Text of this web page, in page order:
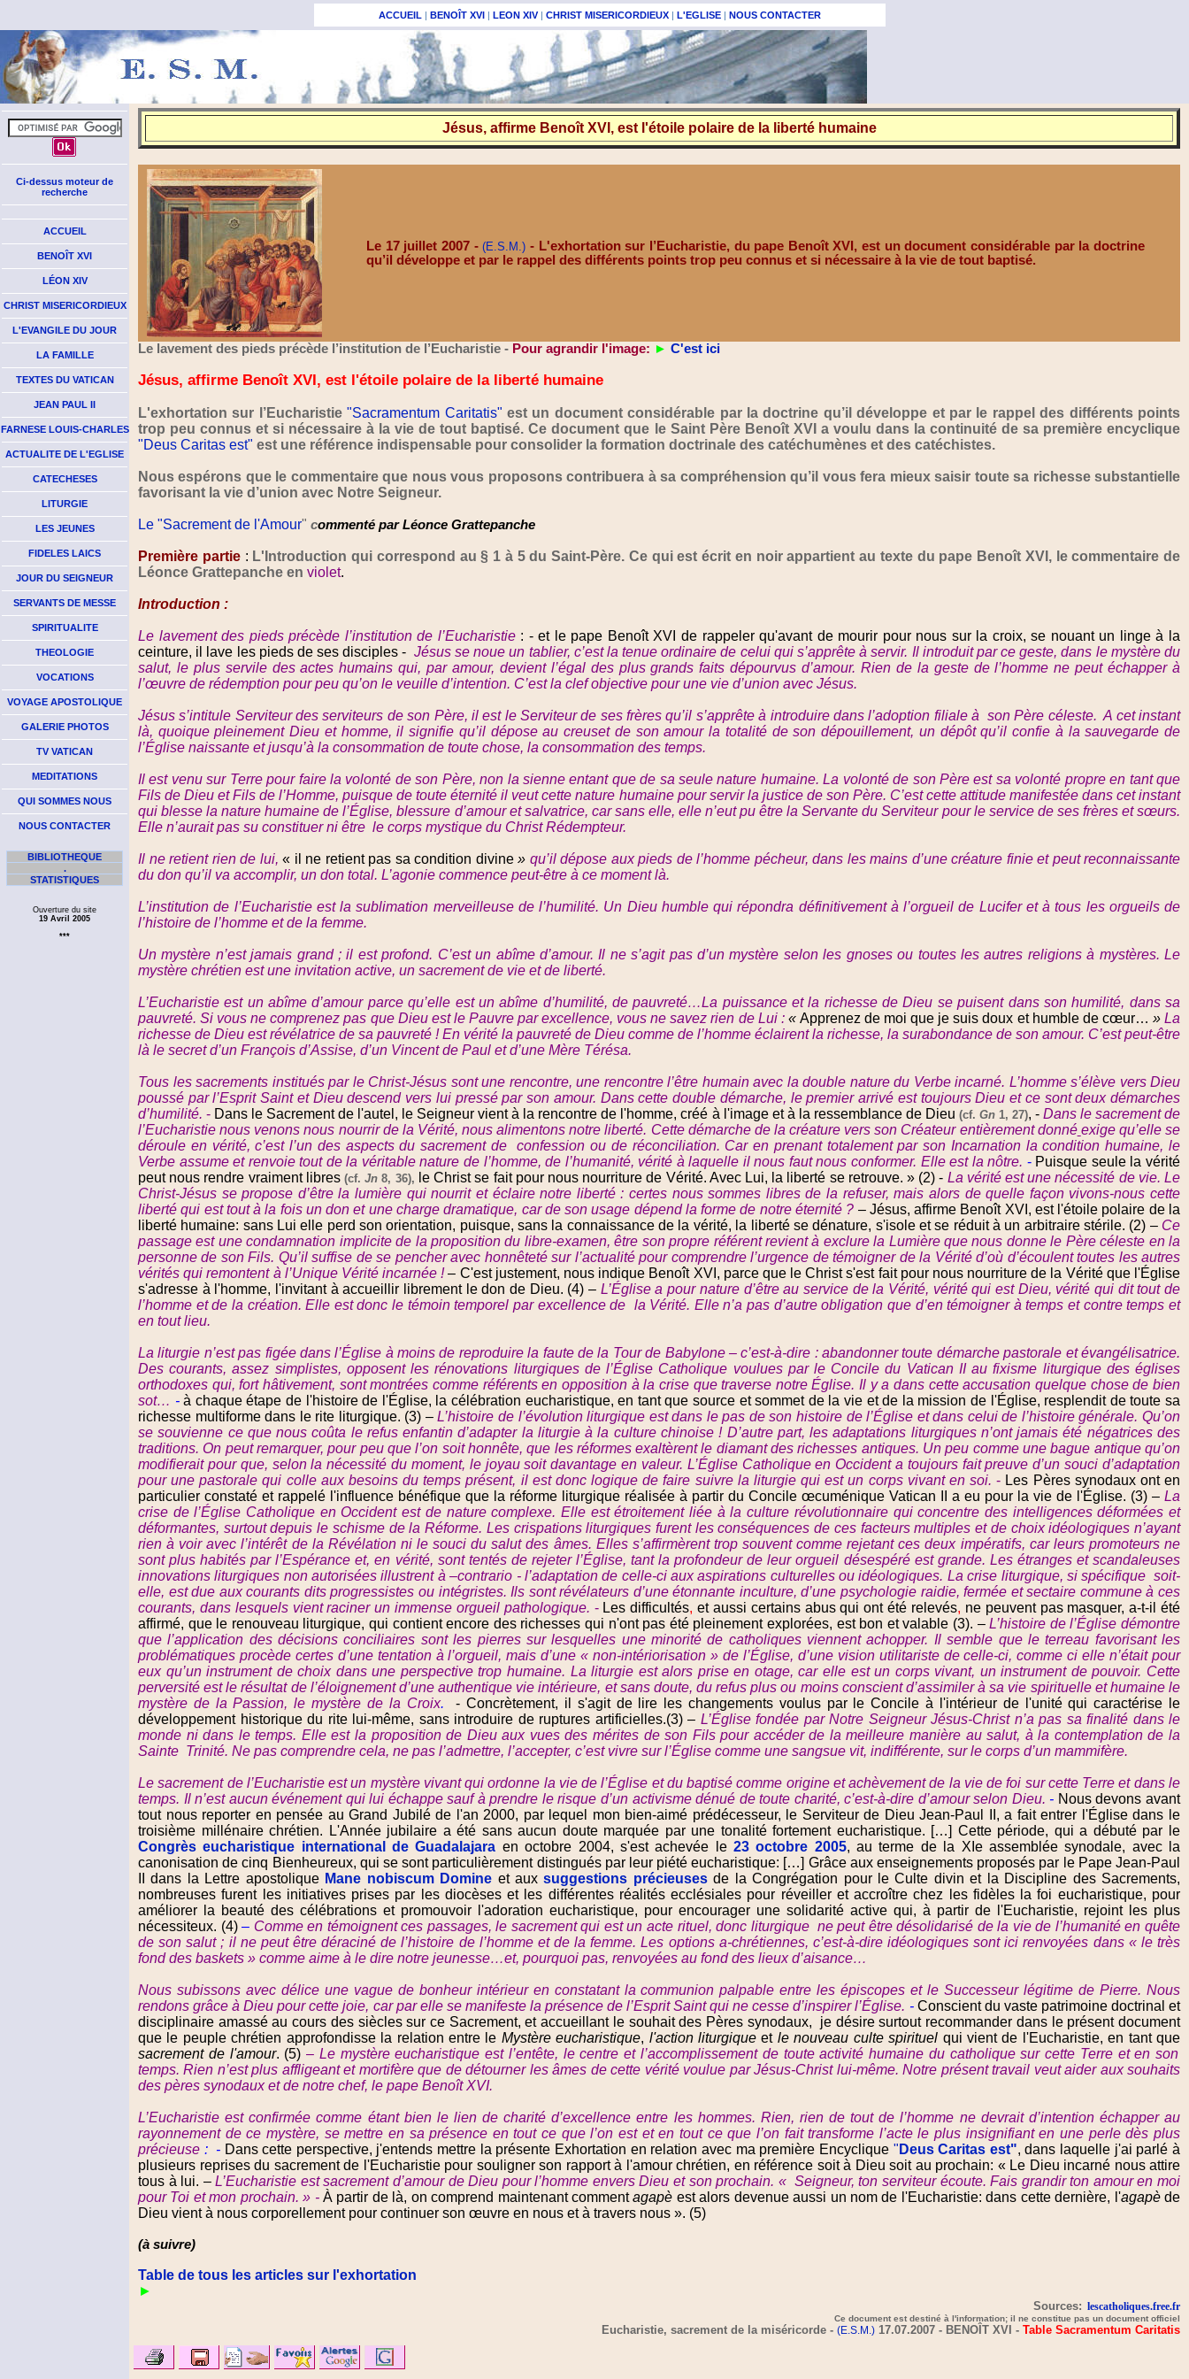
ACCUEIL | BENOÎT XVI | LEON XIV| CHRIST MISERICORDIEUX | L'EGLISE | NOUS CONTACTER
Ci-dessus moteur de
recherche
ACCUEIL
BENOÎT XVI
LÉON XIV
CHRIST MISERICORDIEUX
L'EVANGILE DU JOUR
LA FAMILLE
TEXTES DU VATICAN
JEAN PAUL II
FARNESE LOUIS-CHARLES
ACTUALITE DE L'EGLISE
CATECHESES
LITURGIE
LES JEUNES
FIDELES LAICS
JOUR DU SEIGNEUR
SERVANTS DE MESSE
SPIRITUALITE
THEOLOGIE
VOCATIONS
VOYAGE APOSTOLIQUE
GALERIE PHOTOS
TV VATICAN
MEDITATIONS
QUI SOMMES NOUS
NOUS CONTACTER
BIBLIOTHEQUE
.
STATISTIQUES
Ouverture du site
19 Avril 2005
***
Jésus, affirme Benoît XVI, est l'étoile polaire de la liberté humaine
Le 17 juillet 2007 - (E.S.M.) - L'exhortation sur l’Eucharistie, du pape Benoît XVI, est un document considérable par la doctrine
qu’il développe et par le rappel des différents points trop peu connus et si nécessaire à la vie de tout baptisé.
Le lavement des pieds précède l’institution de l’Eucharistie - Pour agrandir l'image: ► C'est ici
Jésus, affirme Benoît XVI, est l'étoile polaire de la liberté humaine
L'exhortation sur l’Eucharistie"Sacramentum Caritatis" est un document considérable par la doctrine qu’il développe et par le rappel des différents points
trop peu connus et si nécessaire à la vie de tout baptisé. Ce document que le Saint Père Benoît XVI a voulu dans la continuité de sa première encyclique
"Deus Caritas est" est une référence indispensable pour consolider la formation doctrinale des catéchumènes et des catéchistes.
Nous espérons que le commentaire que nous vous proposons contribuera à sa compréhension qu’il vous fera mieux saisir toute sa richesse substantielle
favorisant la vie d’union avec Notre Seigneur.
Le "Sacrement de l'Amour" commenté par Léonce Grattepanche
Première partie : L'Introduction qui correspond au § 1 à 5 du Saint-Père. Ce qui est écrit en noir appartient au texte du pape Benoît XVI, le commentaire de
Léonce Grattepanche en violet.
Introduction :
Le lavement des pieds précède l’institution de l’Eucharistie : - et le pape Benoît XVI de rappeler qu'avant de mourir pour nous sur la croix, se nouant un linge à la
ceinture, il lave les pieds de ses disciples - Jésus se noue un tablier, c’est la tenue ordinaire de celui qui s’apprête à servir. Il introduit par ce geste, dans le mystère du
salut, le plus servile des actes humains qui, par amour, devient l’égal des plus grands faits dépourvus d’amour. Rien de la geste de l’homme ne peut échapper à
l’œuvre de rédemption pour peu qu’on le veuille d’intention. C’est la clef objective pour une vie d’union avec Jésus.
Jésus s’intitule Serviteur des serviteurs de son Père, il est le Serviteur de ses frères qu’il s’apprête à introduire dans l’adoption filiale à son Père céleste. A cet instant
là, quoique pleinement Dieu et homme, il signifie qu’il dépose au creuset de son amour la totalité de son dépouillement, un dépôt qu’il confie à la sauvegarde de
l’Église naissante et jusqu’à la consommation de toute chose, la consommation des temps.
Il est venu sur Terre pour faire la volonté de son Père, non la sienne entant que de sa seule nature humaine. La volonté de son Père est sa volonté propre en tant que
Fils de Dieu et Fils de l’Homme, puisque de toute éternité il veut cette nature humaine pour servir la justice de son Père. C’est cette attitude manifestée dans cet instant
qui blesse la nature humaine de l’Église, blessure d’amour et salvatrice, car sans elle, elle n’eut pu être la Servante du Serviteur pour le service de ses frères et sœurs.
Elle n’aurait pas su constituer ni être le corps mystique du Christ Rédempteur.
Il ne retient rien de lui, « il ne retient pas sa condition divine» qu’il dépose aux pieds de l’homme pécheur, dans les mains d’une créature finie et peut reconnaissante
du don qu’il va accomplir, un don total. L’agonie commence peut-être à ce moment là.
L’institution de l’Eucharistie est la sublimation merveilleuse de l’humilité. Un Dieu humble qui répondra définitivement à l’orgueil de Lucifer et à tous les orgueils de
l’histoire de l’homme et de la femme.
Un mystère n’est jamais grand ; il est profond. C’est un abîme d’amour. Il ne s’agit pas d’un mystère selon les gnoses ou toutes les autres religions à mystères. Le
mystère chrétien est une invitation active, un sacrement de vie et de liberté.
L’Eucharistie est un abîme d’amour parce qu’elle est un abîme d’humilité, de pauvreté…La puissance et la richesse de Dieu se puisent dans son humilité, dans sa
pauvreté. Si vous ne comprenez pas que Dieu est le Pauvre par excellence, vous ne savez rien de Lui : « Apprenez de moi que je suis doux et humble de cœur… » La
richesse de Dieu est révélatrice de sa pauvreté ! En vérité la pauvreté de Dieu comme de l’homme éclairent la richesse, la surabondance de son amour. C’est peut-être
là le secret d’un François d’Assise, d’un Vincent de Paul et d’une Mère Térésa.
Tous les sacrements institués par le Christ-Jésus sont une rencontre, une rencontre l’être humain avec la double nature du Verbe incarné. L’homme s’élève vers Dieu
poussé par l’Esprit Saint et Dieu descend vers lui pressé par son amour. Dans cette double démarche, le premier arrivé est toujours Dieu et ce sont deux démarches
d’humilité.- Dans le Sacrement de l'autel, le Seigneur vient à la rencontre de l'homme, créé à l'image et à la ressemblance de Dieu (cf. Gn1, 27), - Dans le sacrement de
l’Eucharistie nous venons nous nourrir de la Vérité, nous alimentons notre liberté. Cette démarche de la créature vers son Créateur entièrement donné exige qu’elle se
déroule en vérité, c’est l’un des aspects du sacrement de confession ou de réconciliation. Car en prenant totalement par son Incarnation la condition humaine, le
Verbe assume et renvoie tout de la véritable nature de l’homme, de l’humanité, vérité à laquelle il nous faut nous conformer. Elle est la nôtre. - Puisque seule la vérité
peut nous rendre vraiment libres(cf.Jn8, 36), le Christ se fait pour nous nourriture de Vérité. Avec Lui, la liberté se retrouve. »(2) - La vérité est une nécessité de vie. Le
Christ-Jésus se propose d’être la lumière qui nourrit et éclaire notre liberté : certes nous sommes libres de la refuser, mais alors de quelle façon vivons-nous cette
liberté qui est tout à la fois un don et une charge dramatique, car de son usage dépend la forme de notre éternité ? – Jésus, affirme Benoît XVI, est l'étoile polaire de la
liberté humaine: sans Lui elle perd son orientation, puisque, sans la connaissance de la vérité, la liberté se dénature, s'isole et se réduit à un arbitraire stérile. (2) – Ce
passage est une condamnation implicite de la proposition du libre-examen, être son propre référent revient à exclure la Lumière que nous donne le Père céleste en la
personne de son Fils. Qu’il suffise de se pencher avec honnêteté sur l’actualité pour comprendre l’urgence de témoigner de la Vérité d’où d’écoulent toutes les autres
vérités qui remontent à l’Unique Vérité incarnée ! – C'est justement, nous indique Benoît XVI, parce que le Christ s'est fait pour nous nourriture de la Vérité que l'Église
s'adresse à l'homme, l'invitant à accueillir librement le don de Dieu. (4) – L’Église a pour nature d’être au service de la Vérité, vérité qui est Dieu, vérité qui dit tout de
l’homme et de la création. Elle est donc le témoin temporel par excellence de la Vérité. Elle n’a pas d’autre obligation que d’en témoigner à temps et contre temps et
en tout lieu.
La liturgie n’est pas figée dans l’Église à moins de reproduire la faute de la Tour de Babylone – c’est-à-dire : abandonner toute démarche pastorale et évangélisatrice.
Des courants, assez simplistes, opposent les rénovations liturgiques de l’Église Catholique voulues par le Concile du Vatican II au fixisme liturgique des églises
orthodoxes qui, fort hâtivement, sont montrées comme référents en opposition à la crise que traverse notre Église. Il y a dans cette accusation quelque chose de bien
sot… -à chaque étape de l'histoire de l'Église, la célébration eucharistique, en tant que source et sommet de la vie et de la mission de l'Église, resplendit de toute sa
richesse multiforme dans le rite liturgique. (3) – L’histoire de l’évolution liturgique est dans le pas de son histoire de l’Église et dans celui de l’histoire générale. Qu’on
se souvienne ce que nous coûta le refus enfantin d’adapter la liturgie à la culture chinoise ! D’autre part, les adaptations liturgiques n’ont jamais été négatrices des
traditions. On peut remarquer, pour peu que l’on soit honnête, que les réformes exaltèrent le diamant des richesses antiques. Un peu comme une bague antique qu’on
modifierait pour que, selon la nécessité du moment, le joyau soit davantage en valeur. L’Église Catholique en Occident a toujours fait preuve d’un souci d’adaptation
pour une pastorale qui colle aux besoins du temps présent, il est donc logique de faire suivre la liturgie qui est un corps vivant en soi. - Les Pères synodaux ont en
particulier constaté et rappelé l'influence bénéfique que la réforme liturgique réalisée à partir du Concile œcuménique Vatican II a eu pour la vie de l'Église. (3) – La
crise de l’Église Catholique en Occident est de nature complexe. Elle est étroitement liée à la culture révolutionnaire qui concentre des intelligences déformées et
déformantes, surtout depuis le schisme de la Réforme. Les crispations liturgiques furent les conséquences de ces facteurs multiples et de choix idéologiques n’ayant
rien à voir avec l’intérêt de la Révélation ni le souci du salut des âmes. Elles s’affirmèrent trop souvent comme rejetant ces deux impératifs, car leurs promoteurs ne
sont plus habités par l’Espérance et, en vérité, sont tentés de rejeter l’Église, tant la profondeur de leur orgueil désespéré est grande. Les étranges et scandaleuses
innovations liturgiques non autorisées illustrent à –contrario - l’adaptation de celle-ci aux aspirations culturelles ou idéologiques. La crise liturgique, si spécifique soit-
elle, est due aux courants dits progressistes ou intégristes. Ils sont révélateurs d’une étonnante inculture, d’une psychologie raidie, fermée et sectaire commune à ces
courants, dans lesquels vient raciner un immense orgueil pathologique. -Les difficultés,et aussi certains abus qui ont été relevés, ne peuvent pas masquer, a-t-il été
affirmé, que le renouveau liturgique, qui contient encore des richesses qui n'ont pas été pleinement explorées, est bon et valable (3). – L’histoire de l’Église démontre
que l’application des décisions conciliaires sont les pierres sur lesquelles une minorité de catholiques viennent achopper. Il semble que le terreau favorisant les
problématiques procède certes d’une tentation à l’orgueil, mais d’une « non-intériorisation » de l’Église, d’une vision utilitariste de celle-ci, comme ci elle n’était pour
eux qu’un instrument de choix dans une perspective trop humaine. La liturgie est alors prise en otage, car elle est un corps vivant, un instrument de pouvoir. Cette
perversité est le résultat de l’éloignement d’une authentique vie intérieure, et sans doute, du refus plus ou moins conscient d’assimiler à sa vie spirituelle et humaine le
mystère de la Passion, le mystère de la Croix. -Concrètement, il s'agit de lire les changements voulus par le Concile à l'intérieur de l'unité qui caractérise le
développement historique du rite lui-même, sans introduire de ruptures artificielles.(3) – L’Église fondée par Notre Seigneur Jésus-Christ n’a pas sa finalité dans le
monde ni dans le temps. Elle est la proposition de Dieu aux vues des mérites de son Fils pour accéder de la meilleure manière au salut, à la contemplation de la
Sainte Trinité. Ne pas comprendre cela, ne pas l’admettre, l’accepter, c’est vivre sur l’Église comme une sangsue vit, indifférente, sur le corps d’un mammifère.
Le sacrement de l’Eucharistie est un mystère vivant qui ordonne la vie de l’Église et du baptisé comme origine et achèvement de la vie de foi sur cette Terre et dans le
temps. Il n’est aucun événement qui lui échappe sauf à prendre le risque d’un activisme dénué de toute charité, c’est-à-dire d’amour selon Dieu. - Nous devons avant
tout nous reporter en pensée au Grand Jubilé de l'an 2000, par lequel mon bien-aimé prédécesseur, le Serviteur de Dieu Jean-Paul II, a fait entrer l'Église dans le
troisième millénaire chrétien. L'Année jubilaire a été sans aucun doute marquée par une tonalité fortement eucharistique. […] Cette période, qui a débuté par le
Congrès eucharistique international de Guadalajara en octobre 2004, s'est achevée le23 octobre 2005, au terme de la XIe assemblée synodale, avec la
canonisation de cinq Bienheureux, qui se sont particulièrement distingués par leur piété eucharistique: […] Grâce aux enseignements proposés par le Pape Jean-Paul
II dans la Lettre apostolique Mane nobiscum Domine et auxsuggestions précieusesde la Congrégation pour le Culte divin et la Discipline des Sacrements,
nombreuses furent les initiatives prises par les diocèses et les différentes réalités ecclésiales pour réveiller et accroître chez les fidèles la foi eucharistique, pour
améliorer la beauté des célébrations et promouvoir l'adoration eucharistique, pour encourager une solidarité active qui, à partir de l'Eucharistie, rejoint les plus
nécessiteux. (4)– Comme en témoignent ces passages, le sacrement qui est un acte rituel, donc liturgique ne peut être désolidarisé de la vie de l’humanité en quête
de son salut ; il ne peut être déraciné de l’histoire de l’homme et de la femme. Les options a-chrétiennes, c’est-à-dire idéologiques sont ici renvoyées dans « le très
fond des baskets » comme aime à le dire notre jeunesse…et, pourquoi pas, renvoyées au fond des lieux d’aisance…
Nous subissons avec délice une vague de bonheur intérieur en constatant la communion palpable entre les épiscopes et le Successeur légitime de Pierre. Nous
rendons grâce à Dieu pour cette joie, car par elle se manifeste la présence de l’Esprit Saint qui ne cesse d’inspirer l’Église. - Conscient du vaste patrimoine doctrinal et
disciplinaire amassé au cours des siècles sur ce Sacrement, et accueillant le souhait des Pères synodaux, je désire surtout recommander dans le présent document
que le peuple chrétien approfondisse la relation entre le Mystère eucharistique, l'action liturgiqueet le nouveau culte spirituel qui vient de l'Eucharistie, en tant que
sacrement de l'amour. (5)– Le mystère eucharistique est l’entête, le centre et l’accomplissement de toute activité humaine du catholique sur cette Terre et en son
temps. Rien n’est plus affligeant et mortifère que de détourner les âmes de cette vérité voulue par Jésus-Christ lui-même. Notre présent travail veut aider aux souhaits
des pères synodaux et de notre chef, le pape Benoît XVI.
L’Eucharistie est confirmée comme étant bien le lien de charité d’excellence entre les hommes. Rien, rien de tout de l’homme ne devrait d’intention échapper au
rayonnement de ce mystère, se mettre en sa présence en tout ce que l’on est et en tout ce que l’on fait transforme l’acte le plus insignifiant en une perle dès plus
précieuse : - Dans cette perspective, j'entends mettre la présente Exhortation en relation avec ma première Encyclique " Deus Caritas est", dans laquelle j'ai parlé à
plusieurs reprises du sacrement de l'Eucharistie pour souligner son rapport à l'amour chrétien, en référence soit à Dieu soit au prochain: « Le Dieu incarné nous attire
tous à lui. –L’Eucharistie est sacrement d’amour de Dieu pour l’homme envers Dieu et son prochain. « Seigneur, ton serviteur écoute. Fais grandir ton amour en moi
pour Toi et mon prochain. » -À partir de là, on comprend maintenant commentagapè est alors devenue aussi un nom de l'Eucharistie: dans cette dernière, l'agapède
Dieu vient à nous corporellement pour continuer son œuvre en nous et à travers nous ». (5)
(à suivre)
Table de tous les articles sur l'exhortation
►
Sources: lescatholiques.free.fr
Ce document est destiné à l'information; il ne constitue pas un document officiel
Eucharistie, sacrement de la miséricorde - (E.S.M.) 17.07.2007 - BENOÎT XVI - Table Sacramentum Caritatis